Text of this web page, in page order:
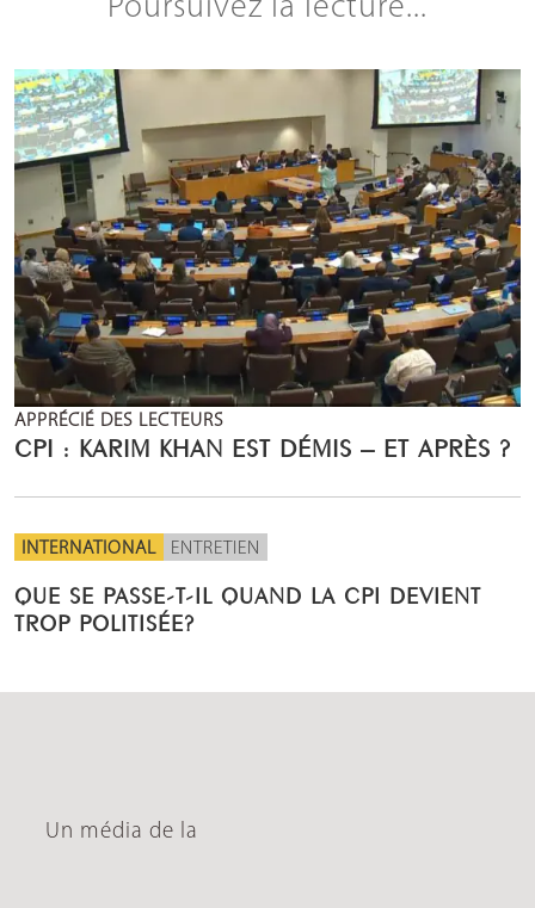
Poursuivez la lecture...
APPRÉCIÉ DES LECTEURS
CPI : KARIM KHAN EST DÉMIS – ET APRÈS ?
INTERNATIONAL ENTRETIEN
QUE SE PASSE-T-IL QUAND LA CPI DEVIENT
TROP POLITISÉE?
Un média de la